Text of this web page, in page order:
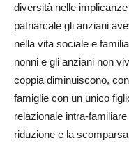
diversità nelle
patriarcale gli anziani
nella vita sociale e
nonni e gli anziani non
coppia diminuiscono,
famiglie con un unico
relazionale intra-
riduzione e la